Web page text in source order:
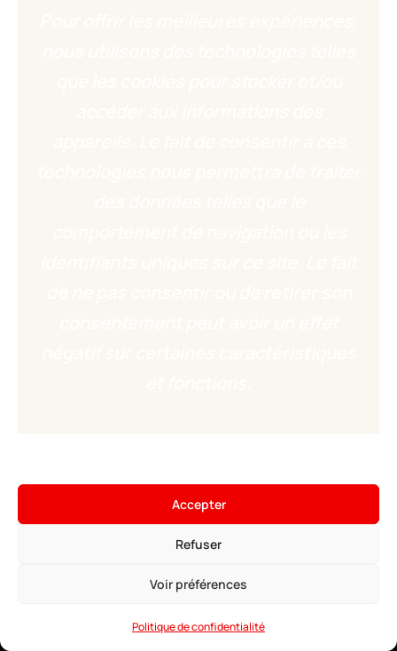
Accepter
Refuser
Voir préférences
Politique de confidentialité
×
Hébergez votre serveur ARK
• ∞ AMD Ryzen 9 7950X3D 5.7 GHz